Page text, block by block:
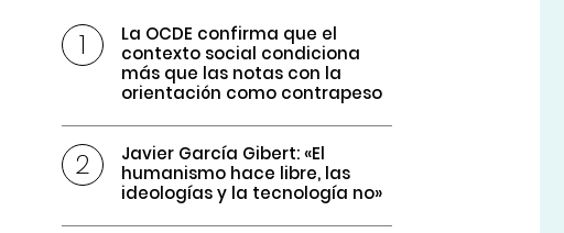
La OCDE confirma que el
contexto social condiciona
más que las notas con la
orientación como contrapeso
Javier García Gibert: «El
humanismo hace libre, las
ideologías y la tecnología no»